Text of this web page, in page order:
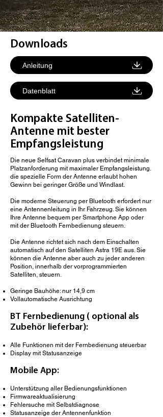
Downloads
Anleitung
Datenblatt
Kompakte Satelliten-
Antenne mit bester
Empfangsleistung
Die neue Selfsat Caravan plus verbindet minimale
Platzanforderung mit maximaler Empfangsleistung.
die spezielle Form der Antenne erlaubt hohen
Gewinn bei geringer Größe und Windlast.
Die moderne Steuerung per Bluetooth erfordert nur
eine Antennenleitung in Ihr Fahrzeug. Sie können
Ihre Antenne bequem per Smartphone App oder
mit der Bluetooth Fernbedienung steuern.
Die Antenne richtet sich nach dem Einschalten
automatisch auf den Satelliten Astra 19E aus. Sie
können die Antenne aber auch zu jeder anderen
Position, innerhalb der vorprogrammierten
Satelliten, steuern.
Geringe Bauhöhe: nur 14,9 cm
Vollautomatische Ausrichtung
BT Fernbedienung ( optional als
Zubehör lieferbar):
Alle Funktionen mit der Fernbedienung steuerbar
Display mit Statusanzeige
Mobile App:
Unterstützung aller Bedienungsfunktionen
Firmwareaktualisierung
Fehlersuche mit Selbstdiagnose
Statusanzeige der Antennenfunktion